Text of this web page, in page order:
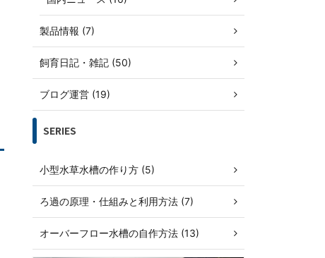
製品情報 (7)
飼育日記・雑記 (50)
ブログ運営 (19)
SERIES
小型水草水槽の作り方 (5)
ろ過の原理・仕組みと利用方法 (7)
オーバーフロー水槽の自作方法 (13)